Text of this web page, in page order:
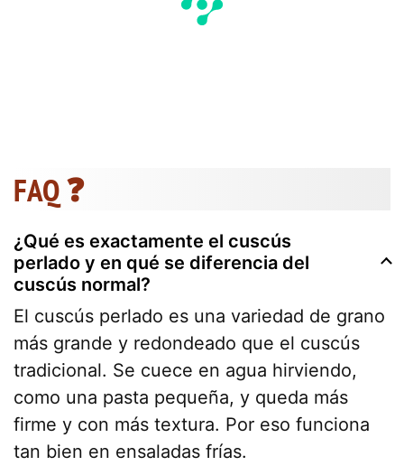
FAQ ❓
¿Qué es exactamente el cuscús
perlado y en qué se diferencia del
cuscús normal?
El cuscús perlado es una variedad de grano
más grande y redondeado que el cuscús
tradicional. Se cuece en agua hirviendo,
como una pasta pequeña, y queda más
firme y con más textura. Por eso funciona
tan bien en ensaladas frías.